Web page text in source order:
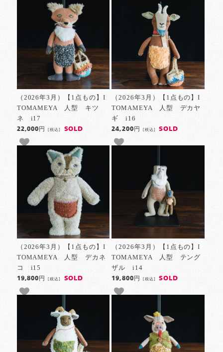
（2026年3月）【1点もの】I
TOMAMEYA 人型 キツ
ネ i17
22,000円[税込] SOLD
（2026年3月）【1点もの】I
TOMAMEYA 人型 デカヤ
ギ i16
24,200円 [税込] SOLD
（2026年3月）【1点もの】I
TOMAMEYA 人型 デカネ
コ i15
19,800円[税込] SOLD
（2026年3月）【1点もの】I
TOMAMEYA 人型 テング
ザル i14
19,800円 [税込] SOLD